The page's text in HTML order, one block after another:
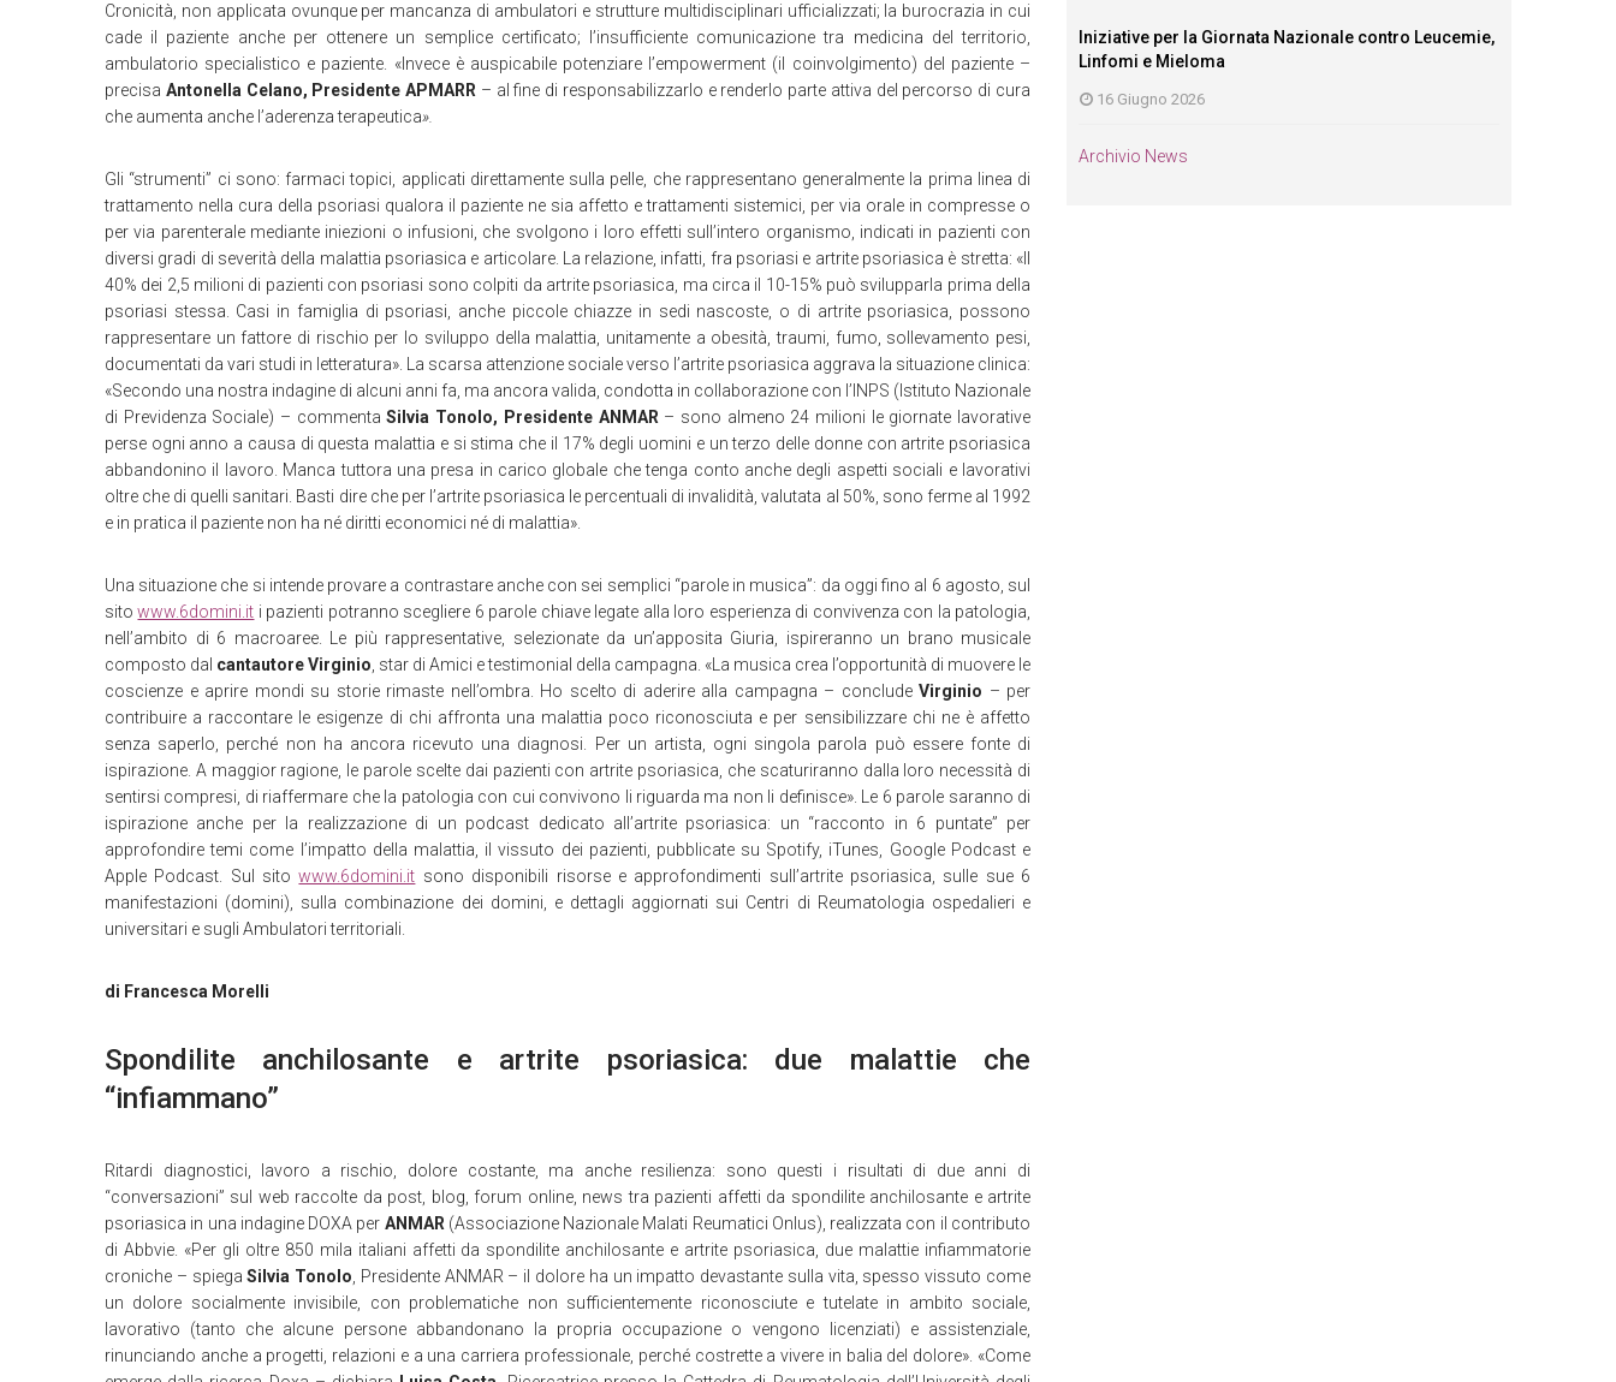
Cronicità, non applicata ovunque per mancanza di ambulatori e strutture multidisciplinari ufficializzati; la burocrazia in cui
cade il paziente anche per ottenere un semplice certificato; l’insufficiente comunicazione tra medicina del territorio,
ambulatorio specialistico e paziente. «Invece è auspicabile potenziare l’empowerment (il coinvolgimento) del paziente –
precisa Antonella Celano, Presidente APMARR – al fine di responsabilizzarlo e renderlo parte attiva del percorso di cura
che aumenta anche l’aderenza terapeutica».
Gli “strumenti” ci sono: farmaci topici, applicati direttamente sulla pelle, che rappresentano generalmente la prima linea di
trattamento nella cura della psoriasi qualora il paziente ne sia affetto e trattamenti sistemici, per via orale in compresse o
per via parenterale mediante iniezioni o infusioni, che svolgono i loro effetti sull’intero organismo, indicati in pazienti con
diversi gradi di severità della malattia psoriasica e articolare. La relazione, infatti, fra psoriasi e artrite psoriasica è stretta: «Il
40% dei 2,5 milioni di pazienti con psoriasi sono colpiti da artrite psoriasica, ma circa il 10-15% può svilupparla prima della
psoriasi stessa. Casi in famiglia di psoriasi, anche piccole chiazze in sedi nascoste, o di artrite psoriasica, possono
rappresentare un fattore di rischio per lo sviluppo della malattia, unitamente a obesità, traumi, fumo, sollevamento pesi,
documentati da vari studi in letteratura». La scarsa attenzione sociale verso l’artrite psoriasica aggrava la situazione clinica:
«Secondo una nostra indagine di alcuni anni fa, ma ancora valida, condotta in collaborazione con l’INPS (Istituto Nazionale
di Previdenza Sociale) – commentaSilvia Tonolo, Presidente ANMAR – sono almeno 24 milioni le giornate lavorative
perse ogni anno a causa di questa malattia e si stima che il 17% degli uomini e un terzo delle donne con artrite psoriasica
abbandonino il lavoro. Manca tuttora una presa in carico globale che tenga conto anche degli aspetti sociali e lavorativi
oltre che di quelli sanitari. Basti dire che per l’artrite psoriasica le percentuali di invalidità, valutata al 50%, sono ferme al 1992
e in pratica il paziente non ha né diritti economici né di malattia».
Una situazione che si intende provare a contrastare anche con sei semplici “parole in musica”: da oggi fino al 6 agosto, sul
sitowww.6domini.it i pazienti potranno scegliere 6 parole chiave legate alla loro esperienza di convivenza con la patologia,
nell’ambito di 6 macroaree. Le più rappresentative, selezionate da un’apposita Giuria, ispireranno un brano musicale
composto dal cantautore Virginio , star di Amici e testimonial della campagna. «La musica crea l’opportunità di muovere le
coscienze e aprire mondi su storie rimaste nell’ombra. Ho scelto di aderire alla campagna – conclude Virginio – per
contribuire a raccontare le esigenze di chi affronta una malattia poco riconosciuta e per sensibilizzare chi ne è affetto
senza saperlo, perché non ha ancora ricevuto una diagnosi. Per un artista, ogni singola parola può essere fonte di
ispirazione. A maggior ragione, le parole scelte dai pazienti con artrite psoriasica, che scaturiranno dalla loro necessità di
sentirsi compresi, di riaffermare che la patologia con cui convivono li riguarda ma non li definisce». Le 6 parole saranno di
ispirazione anche per la realizzazione di un podcast dedicato all’artrite psoriasica: un “racconto in 6 puntate” per
approfondire temi come l’impatto della malattia, il vissuto dei pazienti, pubblicate su Spotify, iTunes, Google Podcast e
Apple Podcast. Sul sitowww.6domini.it sono disponibili risorse e approfondimenti sull’artrite psoriasica, sulle sue 6
manifestazioni (domini), sulla combinazione dei domini, e dettagli aggiornati sui Centri di Reumatologia ospedalieri e
universitari e sugli Ambulatori territoriali.
di Francesca Morelli
Spondilite anchilosante e artrite psoriasica: due malattie che
“infiammano”
Ritardi diagnostici, lavoro a rischio, dolore costante, ma anche resilienza: sono questi i risultati di due anni di
“conversazioni” sul web raccolte da post, blog, forum online, news tra pazienti affetti da spondilite anchilosante e artrite
psoriasica in una indagine DOXA per ANMAR (Associazione Nazionale Malati Reumatici Onlus), realizzata con il contributo
di Abbvie. «Per gli oltre 850 mila italiani affetti da spondilite anchilosante e artrite psoriasica, due malattie infiammatorie
croniche – spiegaSilvia Tonolo , Presidente ANMAR – il dolore ha un impatto devastante sulla vita, spesso vissuto come
un dolore socialmente invisibile, con problematiche non sufficientemente riconosciute e tutelate in ambito sociale,
lavorativo (tanto che alcune persone abbandonano la propria occupazione o vengono licenziati) e assistenziale,
rinunciando anche a progetti, relazioni e a una carriera professionale, perché costrette a vivere in balia del dolore». «Come
Iniziative per la Giornata Nazionale contro Leucemie,
Linfomi e Mieloma
16 Giugno 2026
Archivio News